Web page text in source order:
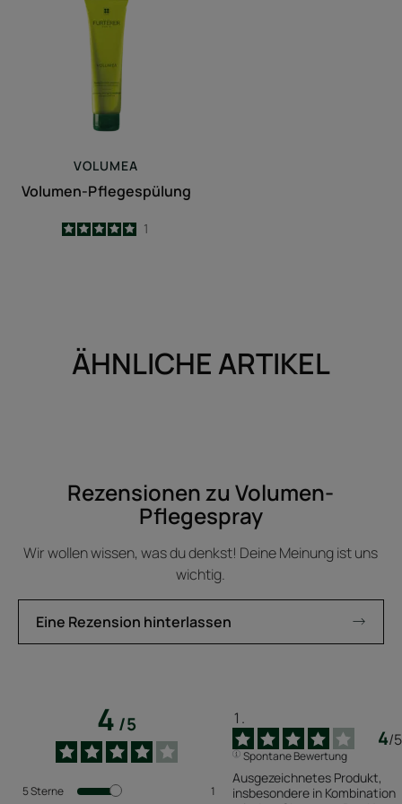
VOLUMEA
Volumen-Pflegespülung
5/51
ÄHNLICHE ARTIKEL
Rezensionen zu Volumen-
Pflegespray
Wir wollen wissen, was du denkst! Deine Meinung ist uns
wichtig.
Eine Rezension hinterlassen
4/5
5Sterne
1
4/5
Spontane Bewertung
Ausgezeichnetes Produkt,
insbesondere in Kombination